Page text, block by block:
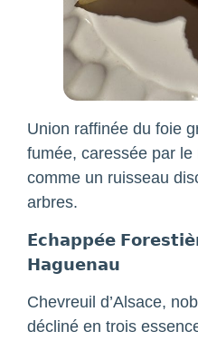
Union raffinée du foie
fumée, caressée par
comme un ruisseau
arbres.
𝗘́𝗰𝗵𝗮𝗽𝗽𝗲́𝗲
𝗛𝗮𝗴𝘂𝗲𝗻𝗮𝘂
Chevreuil d’Alsace,
décliné en trois